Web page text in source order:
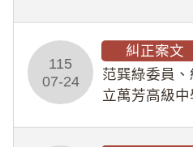
人員保障法
所定維護公務
115
07-24
糾正案文
范巽綠委員
立萬芳高級